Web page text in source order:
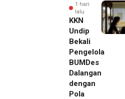
1 hari
lalu
KKN
Undip
Bekali
Pengelola
BUMDes
Dalangan
dengan
Pola